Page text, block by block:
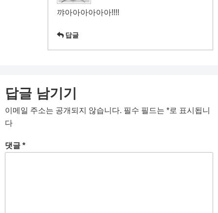
꺄아아아아아아!!!!
답글
답글 남기기
이메일 주소는 공개되지 않습니다. 필수 필드는 *로 표시됩니
다
댓글 *